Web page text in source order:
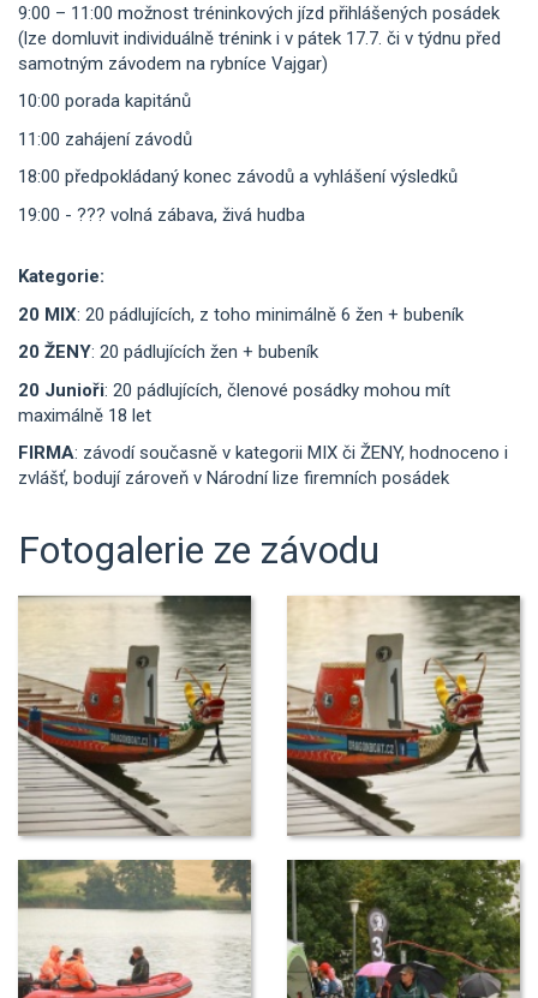
9:00 – 11:00 možnost tréninkových jízd přihlášených posádek
(lze domluvit individuálně trénink i v pátek 17.7. či v týdnu před
samotným závodem na rybníce Vajgar)
10:00 porada kapitánů
11:00 zahájení závodů
18:00 předpokládaný konec závodů a vyhlášení výsledků
19:00 - ??? volná zábava, živá hudba
Kategorie:
20 MIX: 20 pádlujících, z toho minimálně 6 žen + bubeník
20 ŽENY: 20 pádlujících žen + bubeník
20 Junioři: 20 pádlujících, členové posádky mohou mít
maximálně 18 let
FIRMA: závodí současně v kategorii MIX či ŽENY, hodnoceno i
zvlášť, bodují zároveň v Národní lize firemních posádek
Fotogalerie ze závodu